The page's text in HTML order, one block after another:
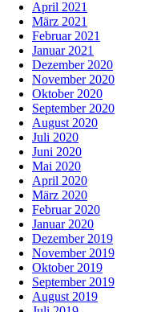
April 2021
März 2021
Februar 2021
Januar 2021
Dezember 2020
November 2020
Oktober 2020
September 2020
August 2020
Juli 2020
Juni 2020
Mai 2020
April 2020
März 2020
Februar 2020
Januar 2020
Dezember 2019
November 2019
Oktober 2019
September 2019
August 2019